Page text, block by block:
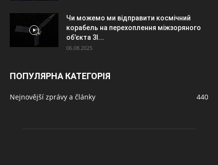
Чи можемо ми відправити космічний
корабель на перехоплення міжзоряного
об’єкта 3I...
06.08.2025
ПОПУЛЯРНА КАТЕГОРІЯ
Nejnovější zprávy a články 440